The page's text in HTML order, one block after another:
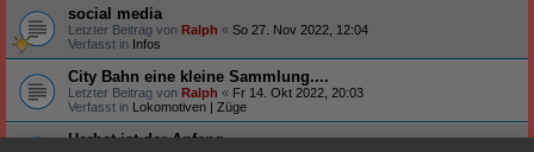
social media
Letzter Beitrag von Ralph « So 27. Nov 2022, 12:04
Verfasst in Infos
City Bahn eine kleine Sammlung....
Letzter Beitrag von Ralph « Fr 14. Okt 2022, 20:03
Verfasst in Lokomotiven | Züge
Herbst ist der Anfang